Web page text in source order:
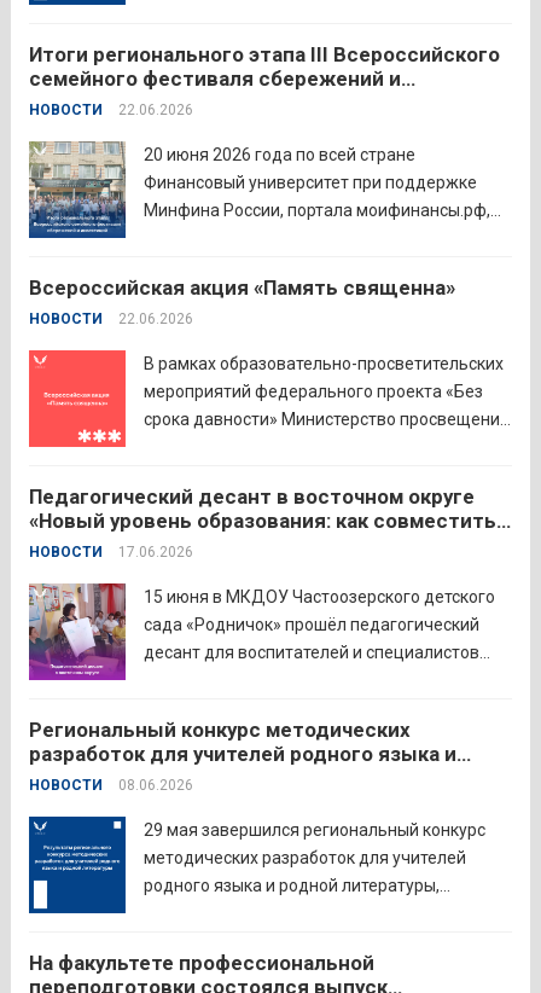
Институт изучения детства, семьи и
воспитания и Российский детско-юношеский
центр. Прием заявок пройдет до 26 июля
включительно. Участниками конкурса могут
стать педагоги детских...
Итоги регионального этапа III Всероссийского
семейного фестиваля сбережений и
инвестиций
НОВОСТИ 22.06.2026
20 июня 2026 года по всей стране
Финансовый университет при поддержке
Минфина России, портала моифинансы.рф,
семейного фестиваля сбережений и
инвестиций. В Курганской области
филиал Финуниверситета. 16 семей-
победителей... Читать дальше
Всероссийская акция «Память священна»
НОВОСТИ 22.06.2026
В рамках образовательно-просветительских
мероприятий федерального проекта «Без
срока давности» Министерство просвещения
проводят всероссийскую акцию «Память
священна». 22 июня 2026 года Россия
отмечает 85-ю годовщину начала Великой
Отечественной войны. Просим на страницах
школ в...
Педагогический десант в восточном округе
«Новый уровень образования: как совместить
качество и эффективность»
НОВОСТИ 17.06.2026
15 июня в МКДОУ Частоозерского детского
сада «Родничок» прошёл педагогический
десант для воспитателей и специалистов
педагогов восточного округа для повышения
профессиональных компетенций и
знакомства с актуальными подходами к
работе с детьми....
Региональный конкурс методических
разработок для учителей родного языка и
родной литературы
НОВОСТИ 08.06.2026
29 мая завершился региональный конкурс
методических разработок для учителей
родного языка и родной литературы,
инновационными подходами в
На факультете профессиональной
переподготовки состоялся выпуск